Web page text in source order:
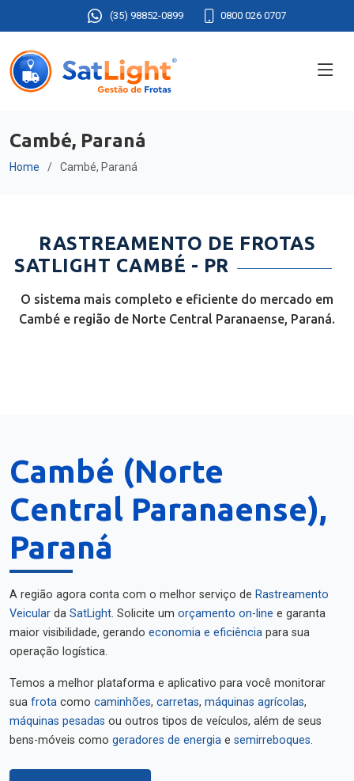
(35) 98852-0899 0800 026 0707
Cambé, Paraná
Home Cambé, Paraná
RASTREAMENTO DE FROTAS
SATLIGHT CAMBÉ - PR
O sistema mais completo e eficiente do mercado em
Cambé e região de Norte Central Paranaense, Paraná.
Cambé (Norte
Central Paranaense),
Paraná
A região agora conta com o melhor serviço de Rastreamento
Veicular da SatLight. Solicite um orçamento on-line e garanta
maior visibilidade, gerando economia e eficiência para sua
operação logística.
Temos a melhor plataforma e aplicativo para você monitorar
sua frota como caminhões, carretas, máquinas agrícolas,
máquinas pesadas ou outros tipos de veículos, além de seus
bens-móveis como geradores de energia e semirreboques.